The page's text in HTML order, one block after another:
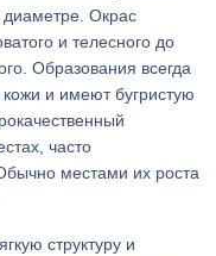
Окрас
и телесного до
Образования всегда
и имеют бугристую
часто
местами их роста
структуру и